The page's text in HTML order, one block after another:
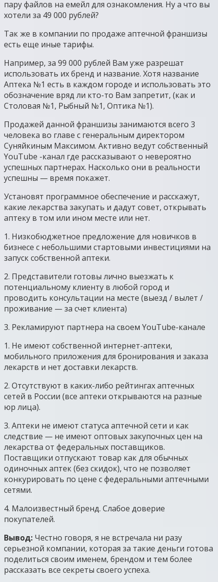
пару файлов на емейл для ознакомления. Ну а что вы
хотели за 49 000 рублей?
Так же в компании по продаже аптечной франшизы
есть еще иные тарифы.
Например, за 99 000 рублей Вам уже разрешат
использовать их бренд и название. Хотя название
Аптека №1 есть в каждом городе и использовать это
обозначение вряд ли кто-то Вам запретит, (как и
Столовая №1, Рыбный №1, Оптика №1).
Продажей данной франшизы занимаются всего 3
человека во главе с генеральным директором
Суняйкиным Максимом. Активно ведут собственный
YouTube -канал где рассказывают о невероятно
успешных партнерах. Насколько они в реальности
успешны — время покажет.
Установят программное обеспечение и расскажут,
какие лекарства закупать и дадут совет, открывать
аптеку в том или ином месте или нет.
1. Низкобюджетное предложение для новичков в
бизнесе с небольшими стартовыми инвестициями на
запуск собственной аптеки.
2. Представители готовы лично выезжать к
потенциальному клиенту в любой город и
проводить консультации на месте (выезд / вылет /
проживание — за счет клиента)
3. Рекламируют партнера на своем YouTube-канале
1. Не имеют собственной интернет-аптеки,
мобильного приложения для бронирования и заказа
лекарств и нет доставки лекарств.
2. Отсутствуют в каких-либо рейтингах аптечных
сетей в России (все аптеки открываются на разные
юр лица).
3. Аптеки не имеют статуса аптечной сети и как
следствие — не имеют оптовых закупочных цен на
лекарства от федеральных поставщиков.
Поставщики отпускают товар как для обычных
одиночных аптек (без скидок), что не позволяет
конкурировать по цене с федеральными аптечными
сетями.
4. Малоизвестный бренд. Слабое доверие
покупателей.
Вывод: Честно говоря, я не встречала ни разу
серьезной компании, которая за такие деньги готова
поделиться своим именем, брендом и тем более
рассказать все секреты своего успеха.